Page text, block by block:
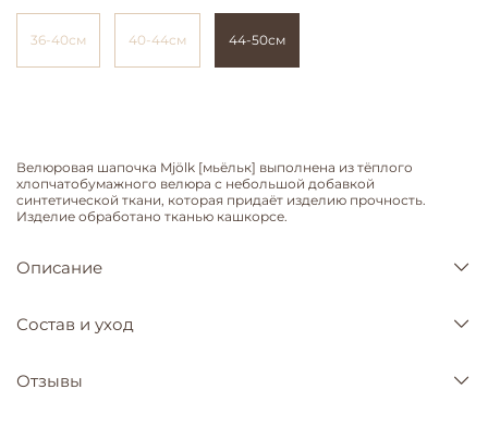
36-40см 40-44см 44-50см
Велюровая шапочка Mjölk [мьёльк] выполнена из тёплого
хлопчатобумажного велюра с небольшой добавкой
синтетической ткани, которая придаёт изделию прочность.
Изделие обработано тканью кашкорсе.
Описание
Состав и уход
Отзывы